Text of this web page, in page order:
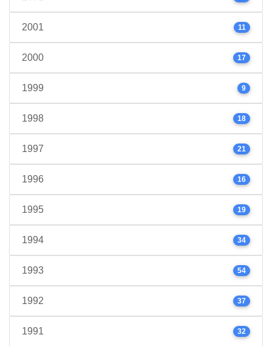
2001 11
2000 17
1999 9
1998 18
1997 21
1996 16
1995 19
1994 34
1993 54
1992 37
1991 32